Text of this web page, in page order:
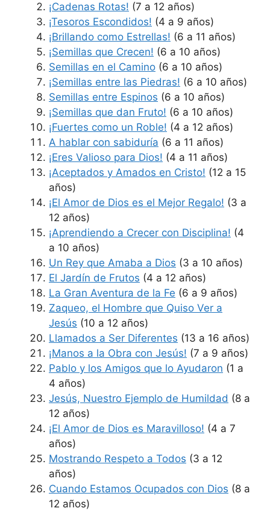
¡Cadenas Rotas! (7 a 12 años)
¡Tesoros Escondidos! (4 a 9 años)
¡Brillando como Estrellas! (6 a 11 años)
¡Semillas que Crecen! (6 a 10 años)
Semillas en el Camino (6 a 10 años)
¡Semillas entre las Piedras! (6 a 10 años)
Semillas entre Espinos (6 a 10 años)
¡Semillas que dan Fruto! (6 a 10 años)
¡Fuertes como un Roble! (4 a 12 años)
A hablar con sabiduría (6 a 11 años)
¡Eres Valioso para Dios! (4 a 11 años)
¡Aceptados y Amados en Cristo! (12 a 15
años)
¡El Amor de Dios es el Mejor Regalo! (3 a
12 años)
¡Aprendiendo a Crecer con Disciplina! (4
a 10 años)
Un Rey que Amaba a Dios (3 a 10 años)
El Jardín de Frutos (4 a 12 años)
La Gran Aventura de la Fe (6 a 9 años)
Zaqueo, el Hombre que Quiso Ver a
Jesús (10 a 12 años)
Llamados a Ser Diferentes (13 a 16 años)
¡Manos a la Obra con Jesús! (7 a 9 años)
Pablo y los Amigos que lo Ayudaron (1 a
4 años)
Jesús, Nuestro Ejemplo de Humildad (8 a
12 años)
¡El Amor de Dios es Maravilloso! (4 a 7
años)
Mostrando Respeto a Todos (3 a 12
años)
Cuando Estamos Ocupados con Dios (8 a
12 años)